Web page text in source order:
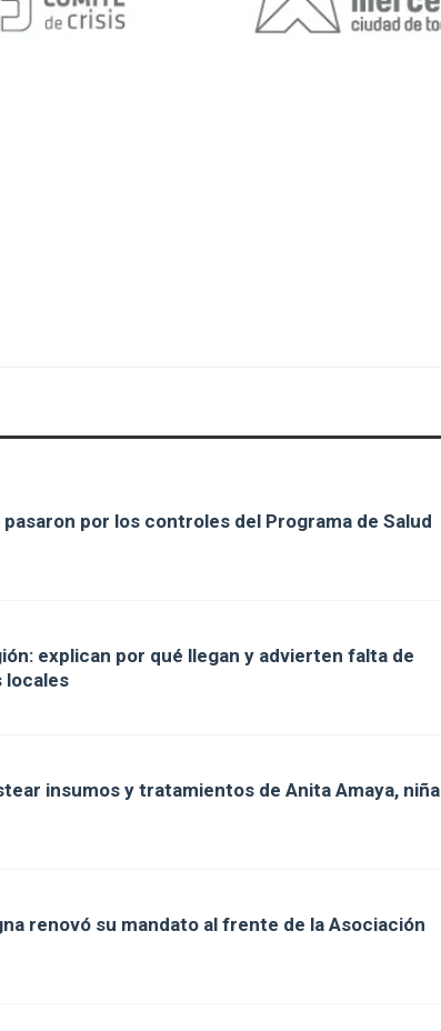
por los controles del Programa de Salud
explican por qué llegan y advierten falta de
locales
insumos y tratamientos de Anita Amaya, niña
renovó su mandato al frente de la Asociación